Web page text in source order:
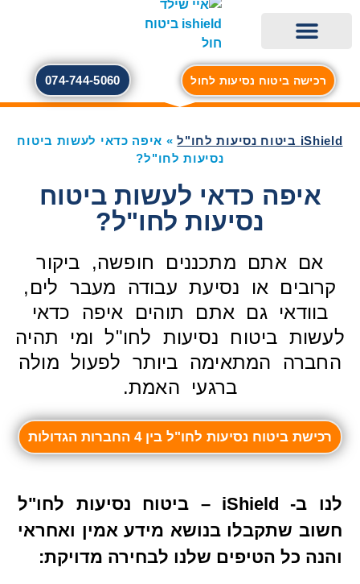
רכישה ביטוח נסיעות לחול 074-744-5060
iShield ביטוח נסיעות לחו"ל » איפה כדאי לעשות ביטוח
נסיעות לחו"ל?
איפה כדאי לעשות ביטוח
נסיעות לחו"ל?
אם אתם מתכננים חופשה, ביקור
קרובים או נסיעת עבודה מעבר לים,
בוודאי גם אתם תוהים איפה כדאי
לעשות ביטוח נסיעות לחו"ל ומי תהיה
החברה המתאימה ביותר לפעול מולה
ברגעי האמת.
רכישת ביטוח נסיעות לחו"ל בין 4 החברות הגדולות
לנו ב- iShield – ביטוח נסיעות לחו"ל
חשוב שתקבלו בנושא מידע אמין ואחראי
והנה כל הטיפים שלנו לבחירה מדויקת: